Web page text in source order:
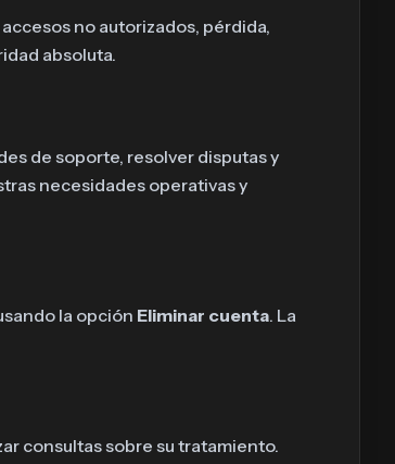
no autorizados, pérdida,
absoluta.
de soporte, resolver disputas y
necesidades operativas y
la opción Eliminar cuenta. La
consultas sobre su tratamiento.